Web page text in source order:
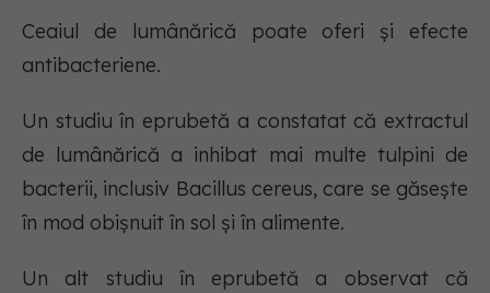
Ceaiul de lumânărică poate oferi și efecte
antibacteriene.
Un studiu în eprubetă a constatat că extractul
de lumânărică a inhibat mai multe tulpini de
bacterii, inclusiv Bacillus cereus, care se găsește
în mod obișnuit în sol și în alimente.
Un alt studiu în eprubetă a observat că